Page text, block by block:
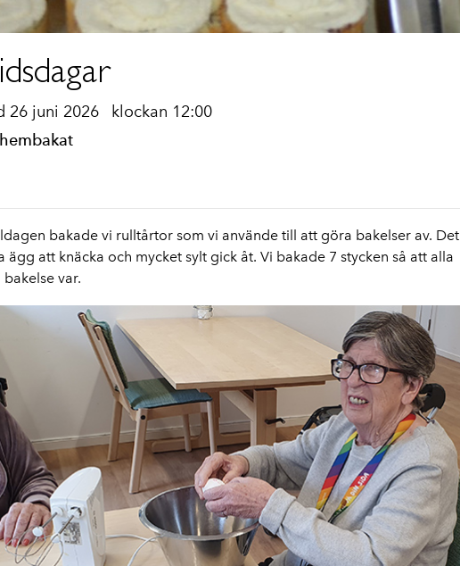
26 juni 2026 klockan 12:00
bakade vi rulltårtor som vi använde till att göra bakelser av. Det
ägg att knäcka och mycket sylt gick åt. Vi bakade 7 stycken så att alla
var.